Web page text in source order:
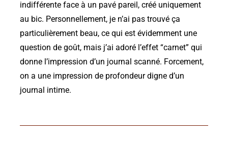
indifférente face à un pavé pareil, créé uniquement
au bic. Personnellement, je n’ai pas trouvé ça
particulièrement beau, ce qui est évidemment une
question de goût, mais j’ai adoré l’effet “carnet” qui
donne l’impression d’un journal scanné. Forcement,
on a une impression de profondeur digne d’un
journal intime.